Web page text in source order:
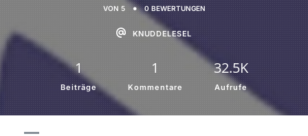
VON 5 • 0 BEWERTUNGEN
KNUDDELESEL
1
Beiträge
1
Kommentare
32.5K
Aufrufe